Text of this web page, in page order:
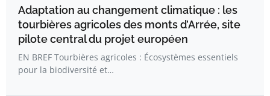
Adaptation au changement climatique : les
tourbières agricoles des monts d’Arrée, site
pilote central du projet européen
EN BREF Tourbières agricoles : Écosystèmes essentiels
pour la biodiversité et…